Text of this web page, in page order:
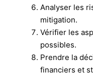
Analyser les
mitigation.
Vérifier les
possibles.
Prendre la
financiers et